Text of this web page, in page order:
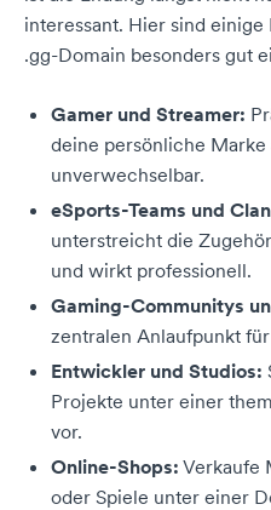
interessant. Hier sind
.gg-Domain besonders gut
Gamer und Streamer:
deine persönliche Marke
unverwechselbar.
eSports-Teams und
unterstreicht die
und wirkt professionell.
Gaming-Communitys
zentralen Anlaufpunkt
Entwickler und Studios:
Projekte unter einer
vor.
Online-Shops: Verkaufe
oder Spiele unter einer